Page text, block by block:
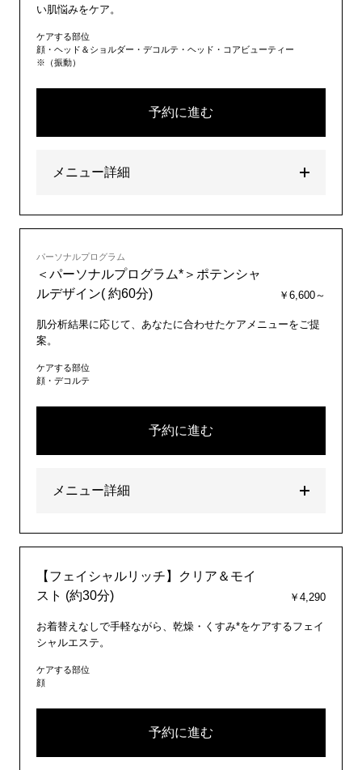
い肌悩みをケア。
ケアする部位
顔・ヘッド＆ショルダー・デコルテ・ヘッド・コアビューティー
※（振動）
予約に進む
メニュー詳細
パーソナルプログラム
＜パーソナルプログラム*＞ポテンシャ
ルデザイン( 約60分)
￥6,600～
肌分析結果に応じて、あなたに合わせたケアメニューをご提
案。
ケアする部位
顔・デコルテ
予約に進む
メニュー詳細
【フェイシャルリッチ】クリア＆モイ
スト (約30分)
￥4,290
お着替えなしで手軽ながら、乾燥・くすみ*をケアするフェイ
シャルエステ。
ケアする部位
顔
予約に進む